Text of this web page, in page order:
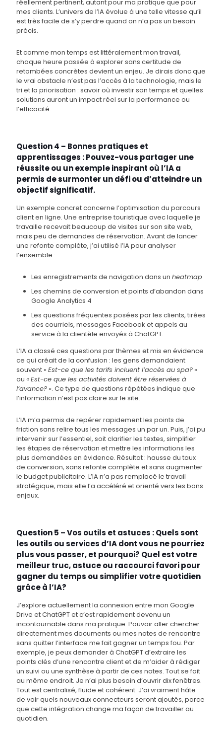
réellement pertinent, autant pour ma pratique que pour
mes clients. L’univers de l’IA évolue à une telle vitesse qu’il
est très facile de s’y perdre quand on n’a pas un besoin
précis.
Et comme mon temps est littéralement mon travail,
chaque heure passée à explorer sans certitude de
retombées concrètes devient un enjeu. Je dirais donc que
le vrai obstacle n’est pas l’accès à la technologie, mais le
tri et la priorisation : savoir où investir son temps et quelles
solutions auront un impact réel sur la performance ou
l’efficacité.
Question 4 – Bonnes pratiques et
apprentissages : Pouvez-vous partager une
réussite ou un exemple inspirant où l’IA a
permis de surmonter un défi ou d’atteindre un
objectif significatif.
Un exemple concret concerne l’optimisation du parcours
client en ligne. Une entreprise touristique avec laquelle je
travaille recevait beaucoup de visites sur son site web,
mais peu de demandes de réservation. Avant de lancer
une refonte complète, j’ai utilisé l’IA pour analyser
l’ensemble :
Les enregistrements de navigation dans un heatmap
Les chemins de conversion et points d’abandon dans
Google Analytics 4
Les questions fréquentes posées par les clients, tirées
des courriels, messages Facebook et appels au
service à la clientèle envoyés à ChatGPT.
L’IA a classé ces questions par thèmes et mis en évidence
ce qui créait de la confusion : les gens demandaient
souvent « Est-ce que les tarifs incluent l’accès au spa? »
ou « Est-ce que les activités doivent être réservées à
l’avance? ». Ce type de questions répétées indique que
l’information n’est pas claire sur le site.
L’IA m’a permis de repérer rapidement les points de
friction sans relire tous les messages un par un. Puis, j’ai pu
intervenir sur l’essentiel, soit clarifier les textes, simplifier
les étapes de réservation et mettre les informations les
plus demandées en évidence. Résultat : hausse du taux
de conversion, sans refonte complète et sans augmenter
le budget publicitaire. L’IA n’a pas remplacé le travail
stratégique, mais elle l’a accéléré et orienté vers les bons
enjeux.
Question 5 – Vos outils et astuces : Quels sont
les outils ou services d’IA dont vous ne pourriez
plus vous passer, et pourquoi? Quel est votre
meilleur truc, astuce ou raccourci favori pour
gagner du temps ou simplifier votre quotidien
grâce à l’IA?
J’explore actuellement la connexion entre mon Google
Drive et ChatGPT et c’est rapidement devenu un
incontournable dans ma pratique. Pouvoir aller chercher
directement mes documents ou mes notes de rencontre
sans quitter l’interface me fait gagner un temps fou. Par
exemple, je peux demander à ChatGPT d’extraire les
points clés d’une rencontre client et de m’aider à rédiger
un suivi ou une synthèse à partir de ces notes. Tout se fait
au même endroit. Je n’ai plus besoin d’ouvrir dix fenêtres.
Tout est centralisé, fluide et cohérent. J’ai vraiment hâte
de voir quels nouveaux connecteurs seront ajoutés, parce
que cette intégration change ma façon de travailler au
quotidien.